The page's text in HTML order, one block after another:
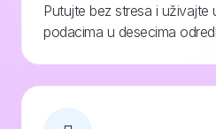
Putujte bez stresa i uživajte
podacima u desecima